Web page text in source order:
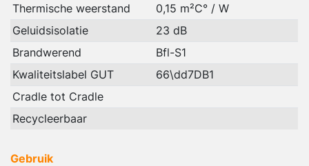
Thermische weerstand
0,15 m²C° / W
Geluidsisolatie
23 dB
Brandwerend
Bfl-S1
Kwaliteitslabel GUT
66\dd7DB1
Cradle tot Cradle
Recycleerbaar
Gebruik